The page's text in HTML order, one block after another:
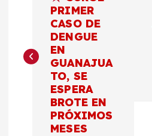
e
PRIMER
CASO DE
DENGUE
EN
GUANAJUA
TO, SE
ESPERA
BROTE EN
PRÓXIMOS
MESES